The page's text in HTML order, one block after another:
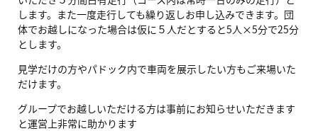
します。また一度走行しても繰り返しお申し込みできます。団
体でお越しになった場合は仮に５人だとすると5人×5分で25分
とします。
見学だけの方やパドック内で車両を展示したい方もご来場いた
だけます。
グループでお越しいただける方は事前にお知らせいただきます
と運営上非常に助かります